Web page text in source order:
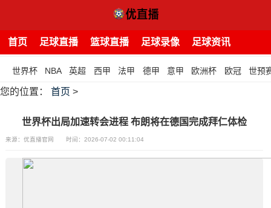
首页 足球直播 篮球直播 足球录像 足球资讯
世界杯 NBA 英超 西甲 法甲 德甲 意甲 欧洲杯 欧冠 世预
您的位置： 首页 >
世界杯出局加速转会进程 布朗将在德国完成拜仁体检
来源：优直播官网 时间：2026-07-02 00:11:04